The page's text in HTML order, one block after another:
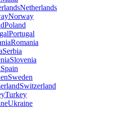
Netherlands
Norway
Poland
Portugal
Romania
Serbia
Slovenia
Spain
Sweden
Switzerland
Turkey
Ukraine